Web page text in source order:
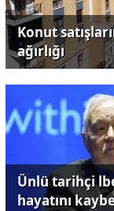
Konut
ağırlığı
Ünlü tarihçi
hayatını